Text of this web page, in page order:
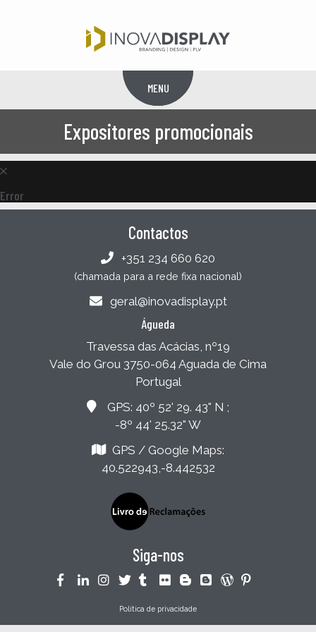
MENU
Menu
Expositores promocionais
Error
Contactos
+351 234 660 620
(chamada para a rede fixa nacional)
geral@inovadisplay.pt
Águeda
Travessa das Acácias, nº19
Vale do Grou 3750-064 Aguada de Cima
Portugal
GPS: 40º 52' 29. 43" N ;
-8º 44' 25.32" W
GPS / Google Maps:
40.522943,-8.442532
Siga-nos
Política de privacidade